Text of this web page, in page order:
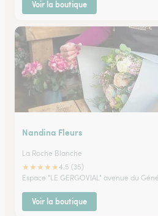
Voir la boutique
Nandina Fleurs
La Roche Blanche
★★★★★4.5 (35)
Espace "LE GERGOVIAL" avenue du
Voir la boutique